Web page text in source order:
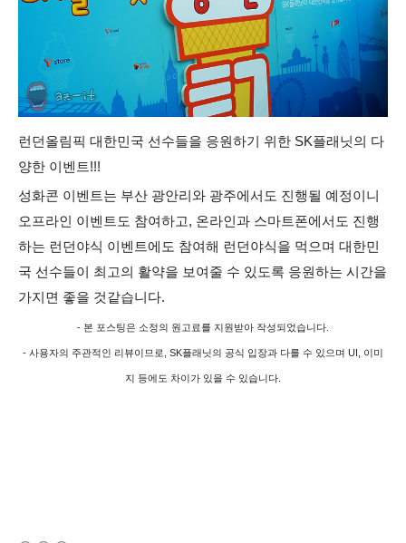
런던올림픽 대한민국 선수들을 응원하기 위한 SK플래닛의 다
양한 이벤트!!!
성화콘 이벤트는 부산 광안리와 광주에서도 진행될 예정이니
오프라인 이벤트도 참여하고, 온라인과 스마트폰에서도 진행
하는 런던야식 이벤트에도 참여해 런던야식을 먹으며 대한민
국 선수들이 최고의 활약을 보여줄 수 있도록 응원하는 시간을
가지면 좋을 것같습니다.
- 본 포스팅은 소정의 원고료를 지원받아 작성되었습니다.
- 사용자의 주관적인 리뷰이므로, SK플래닛의 공식 입장과 다를 수 있으며 UI, 이미
지 등에도 차이가 있을 수 있습니다.